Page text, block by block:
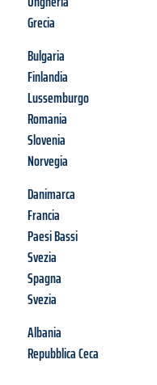
Grecia
Bulgaria
Finlandia
Lussemburgo
Romania
Slovenia
Norvegia
Danimarca
Francia
Paesi Bassi
Svezia
Spagna
Svezia
Albania
Repubblica Ceca